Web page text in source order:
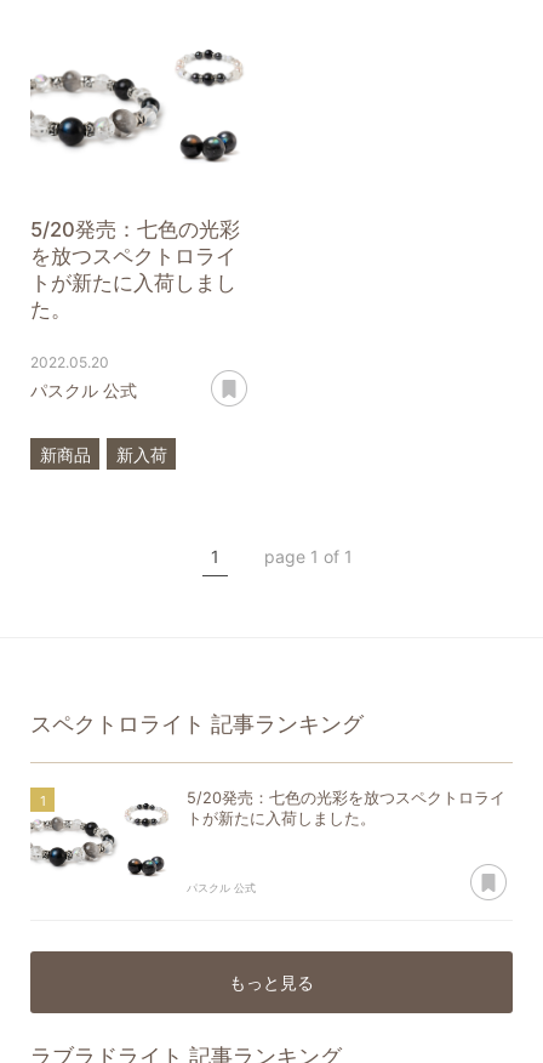
5/20発売：七色の光彩
を放つスペクトロライ
トが新たに入荷しまし
た。
2022.05.20
パスクル 公式
新商品
新入荷
1 page 1 of 1
スペクトロライト 記事ランキング
5/20発売：七色の光彩を放つスペクトロライ
トが新たに入荷しました。
パスクル 公式
もっと見る
ラブラドライト 記事ランキング